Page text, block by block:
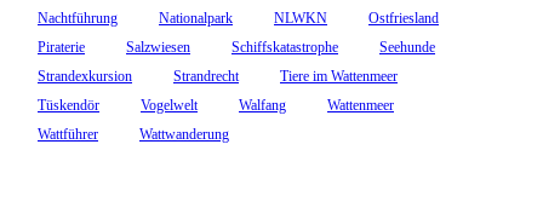
Nachtführung
Nationalpark NLWKN
Ostfriesland
Piraterie
Salzwiesen Schiffskatastrophe
Seehunde
Strandexkursion
Strandrecht
Tiere im Wattenmeer
Tüskendör
Vogelwelt Walfang
Wattenmeer
Wattführer
Wattwanderung